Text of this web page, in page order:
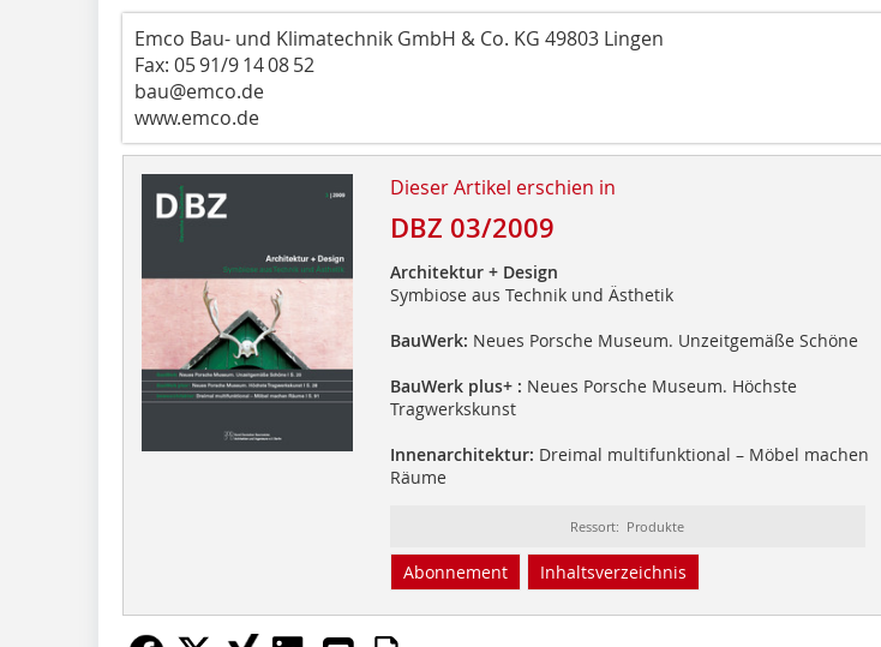
Emco Bau- und Klimatechnik GmbH & Co. KG 49803 Lingen
Fax: 05 91/9 14 08 52
bau@emco.de
www.emco.de
Dieser Artikel erschien in
DBZ 03/2009
Architektur + Design
Symbiose aus Technik und Ästhetik
BauWerk: Neues Porsche Museum. Unzeitgemäße Schöne
BauWerk plus+ : Neues Porsche Museum. Höchste
Tragwerkskunst
Innenarchitektur: Dreimal multifunktional – Möbel machen
Räume
Ressort: Produkte
Abonnement Inhaltsverzeichnis